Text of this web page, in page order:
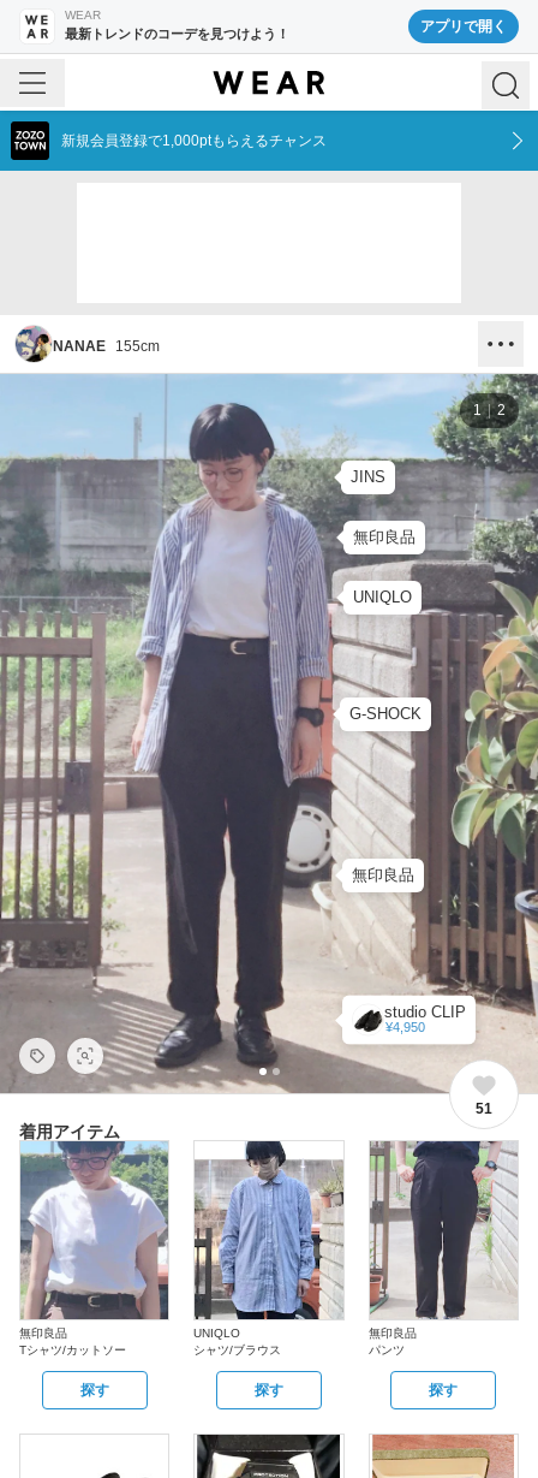
WEAR
最新トレンドのコーデを見つけよう！ アプリで開く
新規会員登録で1,000ptもらえるチャンス
NANAE 155cm
無印良品
UNIQLO
無印良品
studio CLIP
¥4,950
G-SHOCK
JINS
1 2
51
着用アイテム
無印良品
Tシャツ/カットソー
探す
UNIQLO
シャツ/ブラウス
探す
無印良品
パンツ
探す